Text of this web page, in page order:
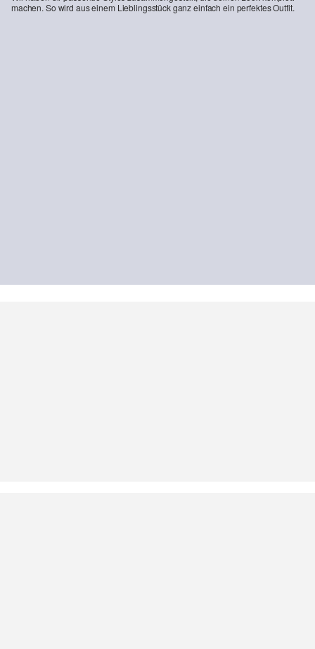
machen. So wird aus einem Lieblingsstück ganz einfach ein perfektes Outfit.